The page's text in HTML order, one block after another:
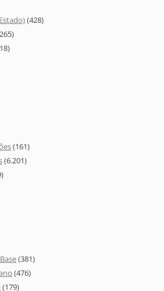
(428)
(161)
(6.201)
(381)
(476)
(179)